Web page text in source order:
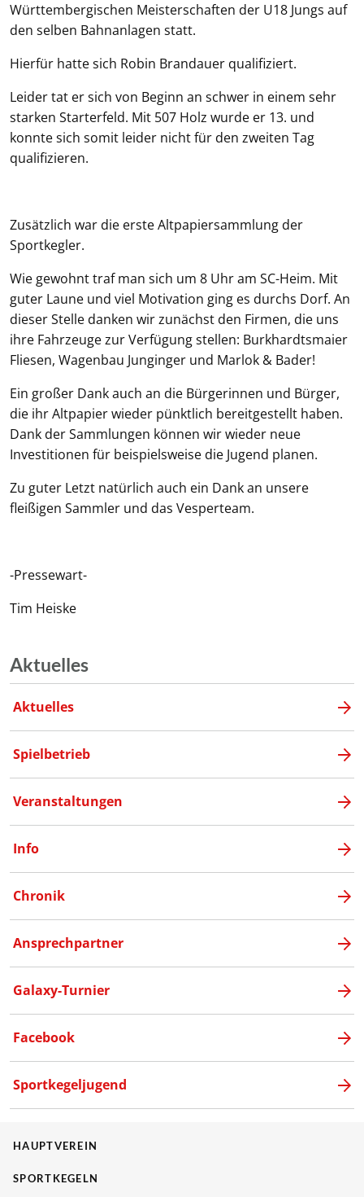
Württembergischen Meisterschaften der U18 Jungs auf
den selben Bahnanlagen statt.
Hierfür hatte sich Robin Brandauer qualifiziert.
Leider tat er sich von Beginn an schwer in einem sehr
starken Starterfeld. Mit 507 Holz wurde er 13. und
konnte sich somit leider nicht für den zweiten Tag
qualifizieren.
Zusätzlich war die erste Altpapiersammlung der
Sportkegler.
Wie gewohnt traf man sich um 8 Uhr am SC-Heim. Mit
guter Laune und viel Motivation ging es durchs Dorf. An
dieser Stelle danken wir zunächst den Firmen, die uns
ihre Fahrzeuge zur Verfügung stellen: Burkhardtsmaier
Fliesen, Wagenbau Junginger und Marlok & Bader!
Ein großer Dank auch an die Bürgerinnen und Bürger,
die ihr Altpapier wieder pünktlich bereitgestellt haben.
Dank der Sammlungen können wir wieder neue
Investitionen für beispielsweise die Jugend planen.
Zu guter Letzt natürlich auch ein Dank an unsere
fleißigen Sammler und das Vesperteam.
-Pressewart-
Tim Heiske
Aktuelles
Aktuelles
Spielbetrieb
Veranstaltungen
Info
Chronik
Ansprechpartner
Galaxy-Turnier
Facebook
Sportkegeljugend
HAUPTVEREIN
SPORTKEGELN